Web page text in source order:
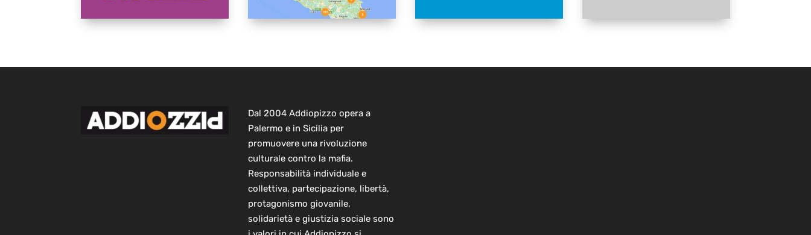
Dal 2004 Addiopizzo opera a
Palermo e in Sicilia per
promuovere una rivoluzione
culturale contro la mafia.
Responsabilità individuale e
collettiva, partecipazione, libertà,
protagonismo giovanile,
solidarietà e giustizia sociale sono